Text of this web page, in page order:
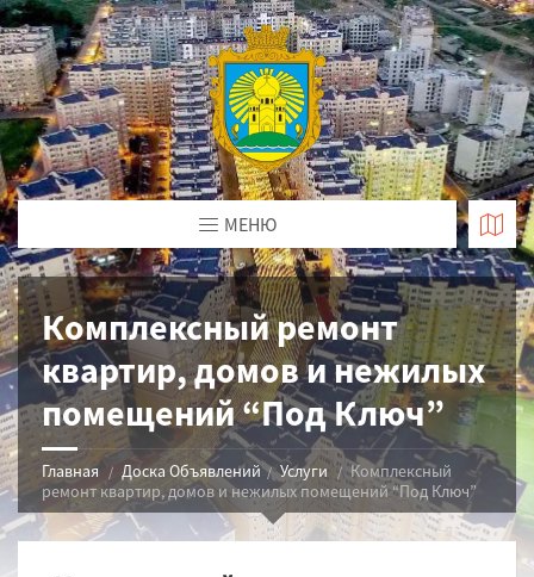
МЕНЮ
Комплексный ремонт
квартир, домов и нежилых
помещений “Под Ключ”
Главная Доска Объявлений Услуги
Комплексный
ремонт квартир, домов и нежилых помещений “Под Ключ”